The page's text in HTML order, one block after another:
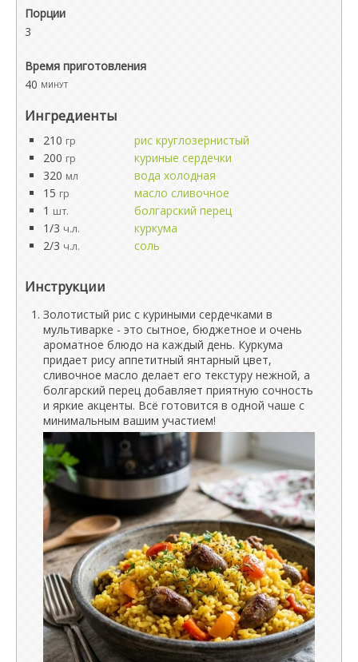
Порции
3
Время приготовления
40 минут
Ингредиенты
210 гр
рис круглозернистый
200 гр
куриные сердечки
320 мл
вода холодная
15 гр
масло сливочное
1 шт.
болгарский перец
1/3 ч.л.
куркума
2/3 ч.л. соль
Инструкции
Золотистый рис с куриными сердечками в
мультиварке - это сытное, бюджетное и очень
ароматное блюдо на каждый день. Куркума
придает рису аппетитный янтарный цвет,
сливочное масло делает его текстуру нежной, а
болгарский перец добавляет приятную сочность
и яркие акценты. Всё готовится в одной чаше с
минимальным вашим участием!